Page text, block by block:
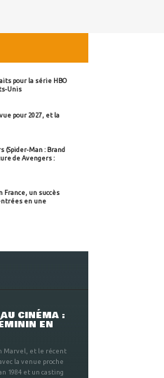
pour la série HBO
Unis
pour 2027, et la
(Spider-Man : Brand
de Avengers :
France, un succès
en une
CINÉMA :
EN
Marvel, et le récent
la venue proche
1984 et un casting